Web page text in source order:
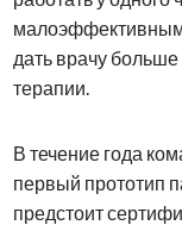
малоэффективным
дать врачу
терапии.
В течение года
первый прототип
предстоит